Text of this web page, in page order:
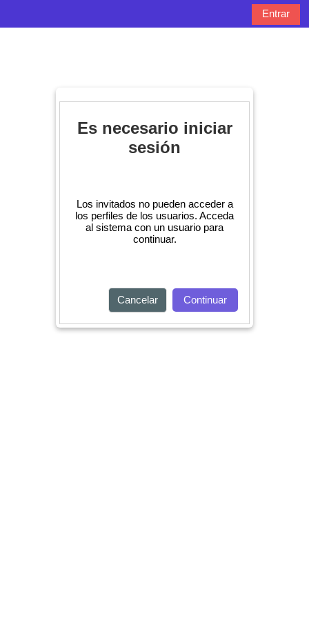
Entrar
Es necesario iniciar
sesión
Los invitados no pueden acceder a
los perfiles de los usuarios. Acceda
al sistema con un usuario para
continuar.
Cancelar Continuar